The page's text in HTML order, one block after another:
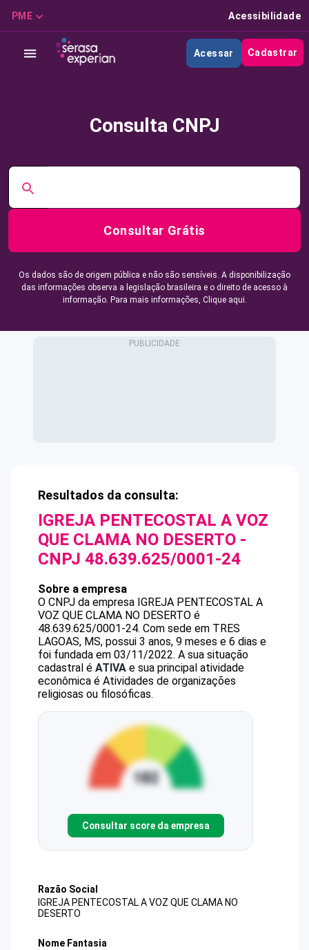
PME Acessibilidade
Acessar Cadastrar
Consulta CNPJ
Consultar Grátis
Os dados são de origem pública e não são sensíveis. A disponibilização
das informações observa a legislação brasileira e o direito de acesso à
informação. Para mais informações, Clique aqui.
Resultados da consulta:
IGREJA PENTECOSTAL A VOZ
QUE CLAMA NO DESERTO -
CNPJ 48.639.625/0001-24
Sobre a empresa
O CNPJ da empresa IGREJA PENTECOSTAL A
VOZ QUE CLAMA NO DESERTO é
48.639.625/0001-24. Com sede em TRES
LAGOAS, MS, possui 3 anos, 9 meses e 6 dias e
foi fundada em 03/11/2022. A sua situação
cadastral é ATIVA e sua principal atividade
econômica é Atividades de organizações
religiosas ou filosóficas.
Consultar score da empresa
Razão Social
IGREJA PENTECOSTAL A VOZ QUE CLAMA NO
DESERTO
Nome Fantasia